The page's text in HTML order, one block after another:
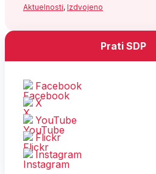
Aktuelnosti, Izdvojeno
Prati SDP
Facebook
X
YouTube
Flickr
Instagram